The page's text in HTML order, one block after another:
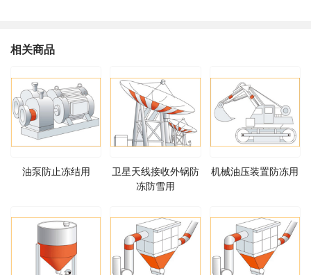
相关商品
油泵防止冻结用
卫星天线接收外锅防
冻防雪用
机械油压装置防冻用